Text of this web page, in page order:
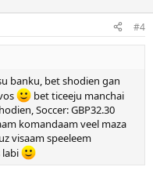
#4
banku, bet shodien gan
bet ticeeju manchai
Soccer: GBP32.30
komandaam veel maza
visaam speeleem
labi